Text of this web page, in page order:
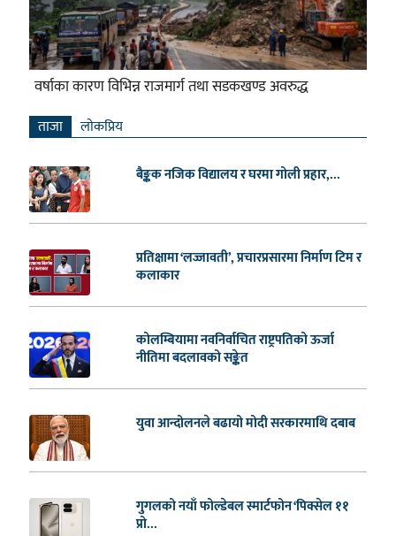
वर्षाका कारण विभिन्न राजमार्ग तथा सडकखण्ड अवरुद्ध
ताजा लाेकप्रिय
बैङ्कक नजिक विद्यालय र घरमा गोली प्रहार,...
प्रतिक्षामा ‘लज्जावती’, प्रचारप्रसारमा निर्माण टिम र
कलाकार
कोलम्बियामा नवनिर्वाचित राष्ट्रपतिको ऊर्जा
नीतिमा बदलावको सङ्केत
युवा आन्दोलनले बढायो मोदी सरकारमाथि दबाब
गुगलको नयाँ फोल्डेबल स्मार्टफोन ‘पिक्सेल ११
प्रो...